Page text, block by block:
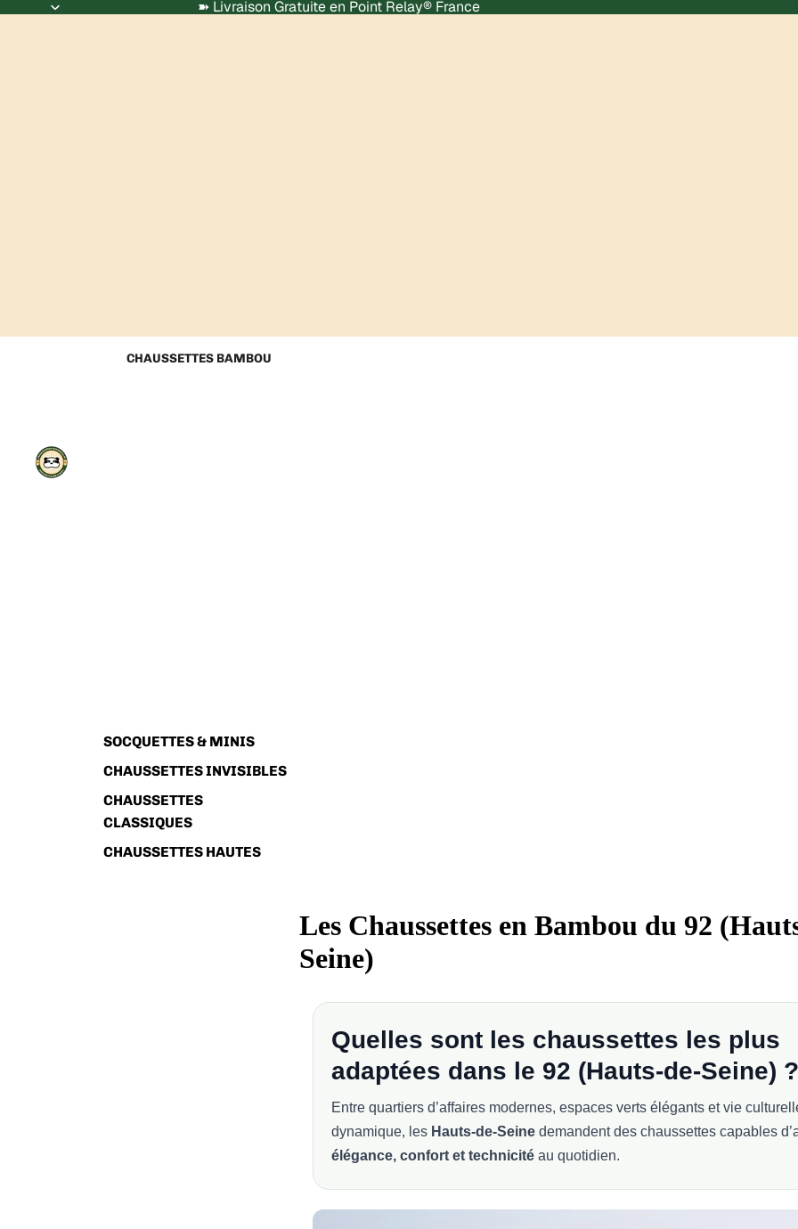
➽ Livraison Gratuite en Point Relay® France
CHAUSSETTES BAMBOU
SOCQUETTES & MINIS
CHAUSSETTES INVISIBLES
CHAUSSETTES
CLASSIQUES
CHAUSSETTES HAUTES
Les Chaussettes en Bambou du 92
Seine)
Quelles sont les chaussettes les plus
adaptées dans le 92 (Hauts-de-Seine) ?
Entre quartiers d’affaires modernes, espaces verts élégants et vie
dynamique, les Hauts-de-Seine demandent des chaussettes capables
élégance, confort et technicité au quotidien.